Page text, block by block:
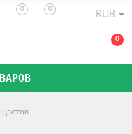
0 0
RUB
0
цветов